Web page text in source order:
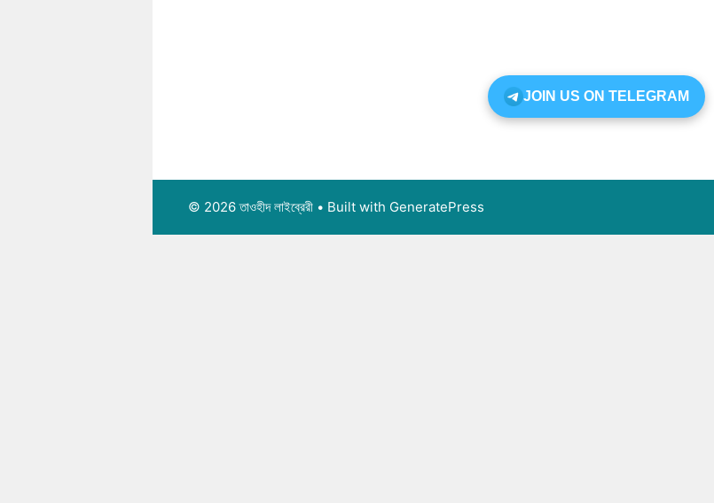
JOIN US ON TELEGRAM
© 2026 তাওহীদ লাইব্রেরী • Built with GeneratePress